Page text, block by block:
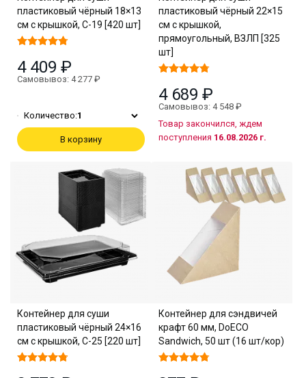
пластиковый чёрный 18×13
см с крышкой, С-19 [420 шт]
4 409 ₽
Самовывоз: 4 277 ₽
Количество:1
В корзину
пластиковый чёрный 22×15
см с крышкой,
прямоугольный, ВЗЛП [325
шт]
4 689 ₽
Самовывоз: 4 548 ₽
Товар закончился, ждем
поступления 16.08.2026 г.
Контейнер для суши
пластиковый чёрный 24×16
см с крышкой, С-25 [220 шт]
Контейнер для сэндвичей
крафт 60 мм, DoECO
Sandwich, 50 шт (16 шт/кор)